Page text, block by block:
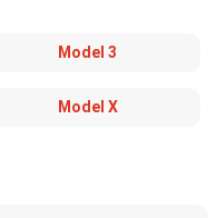
Model 3
Model X